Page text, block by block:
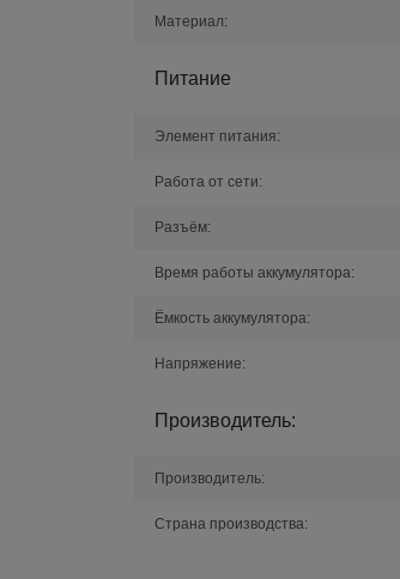
Материал:
Питание
Элемент питания:
Работа от сети:
Разъём:
Время работы аккумулятора:
Ёмкость аккумулятора:
Напряжение:
Производитель:
Производитель:
Страна производства: